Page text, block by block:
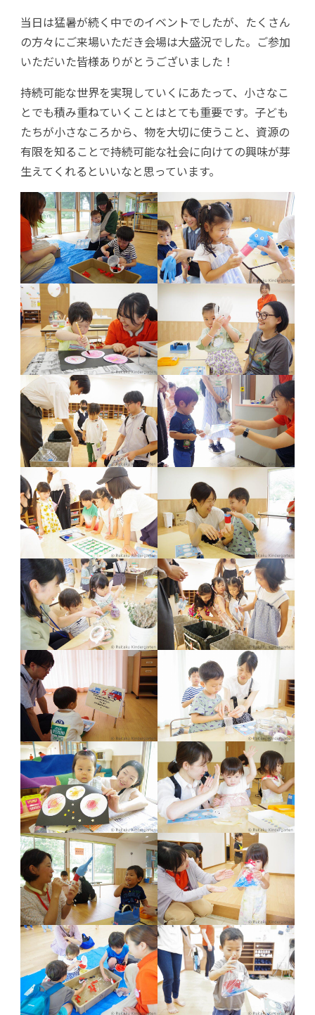
当日は猛暑が続く中でのイベントでしたが、たくさん
の方々にご来場いただき会場は大盛況でした。ご参加
いただいた皆様ありがとうございました！
持続可能な世界を実現していくにあたって、小さなこ
とでも積み重ねていくことはとても重要です。子ども
たちが小さなころから、物を大切に使うこと、資源の
有限を知ることで持続可能な社会に向けての興味が芽
生えてくれるといいなと思っています。